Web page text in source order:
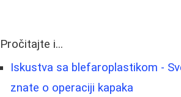
Pročitajte i...
Iskustva sa blefaroplastikom -
znate o operaciji kapaka